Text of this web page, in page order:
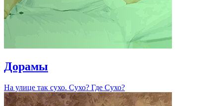
Дорамы
На улице так сухо. Сухо? Где Сухо?